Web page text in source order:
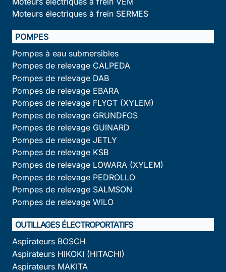
Moteurs électriques à frein SERMES
POMPES
Pompes à eau submersibles
Pompes de relevage CALPEDA
Pompes de relevage DAB
Pompes de relevage EBARA
Pompes de relevage FLYGT (XYLEM)
Pompes de relevage GRUNDFOS
Pompes de relevage GUINARD
Pompes de relevage JETLY
Pompes de relevage KSB
Pompes de relevage LOWARA (XYLEM)
Pompes de relevage PEDROLLO
Pompes de relevage SALMSON
Pompes de relevage WILO
OUTILLAGES ÉLECTROPORTATIFS
Aspirateurs BOSCH
Aspirateurs HIKOKI (HITACHI)
Aspirateurs MAKITA